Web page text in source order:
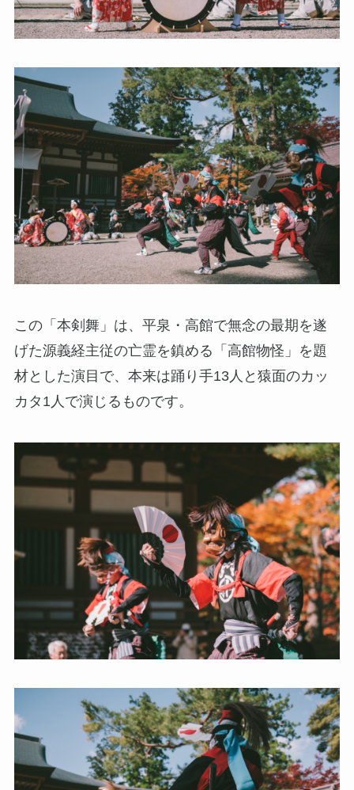
この「本剣舞」は、平泉・高館で無念の最期を遂
げた源義経主従の亡霊を鎮める「高館物怪」を題
材とした演目で、本来は踊り手13人と猿面のカッ
カタ1人で演じるものです。